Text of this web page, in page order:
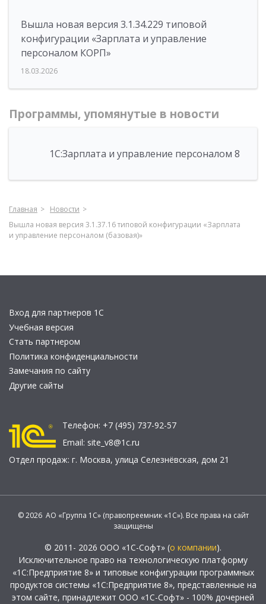
Вышла новая версия 3.1.34.229 типовой
конфигурации «Зарплата и управление
персоналом КОРП»
18.03.2026
Программы, упомянутые в новости
1С:Зарплата и управление персоналом 8
Главная
Новости
Вышла новая версия 3.1.37.16 типовой конфигурации «Зарплата
и управление персоналом (базовая)»
Вход для партнеров 1С
Учебная версия
Стать партнером
Политика конфиденциальности
Замечания по сайту
Другие сайты
Телефон: +7 (495) 737-92-57
Email: site_v8@1c.ru
Отдел продаж: г. Москва, улица Селезнёвская, дом 21
© 2026 АО «Группа 1С» (правопреемник «1С»). Все права на сайт
защищены
© 2011- 2026 ООО «1С-Софт» (о компании).
Исключительное право на технологическую платформу
«1С:Предприятие 8» и типовые конфигурации программных
продуктов системы «1С:Предприятие 8», представленные на
этом сайте, принадлежит ООО «1С-Софт» - 100% дочерней